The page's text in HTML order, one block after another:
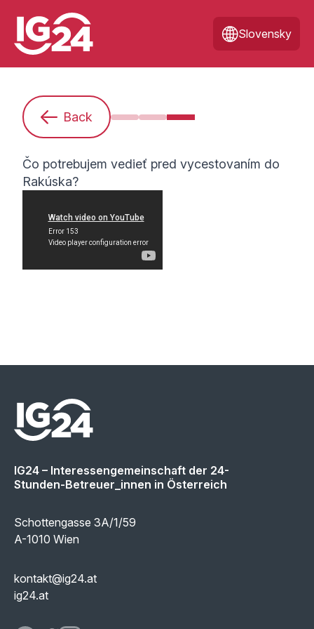
Slovensky
Back Som nováčikom. Čo potrebujem
Ako sa mám pripraviť na túto
Čo potrebujem vedieť
Čo potrebujem vedieť pred vycestovaním do
Rakúska?
IG24 – Interessengemeinschaft der 24-
Stunden-Betreuer_innen in Österreich
Schottengasse 3A/1/59
A-1010 Wien
kontakt@ig24.at
ig24.at